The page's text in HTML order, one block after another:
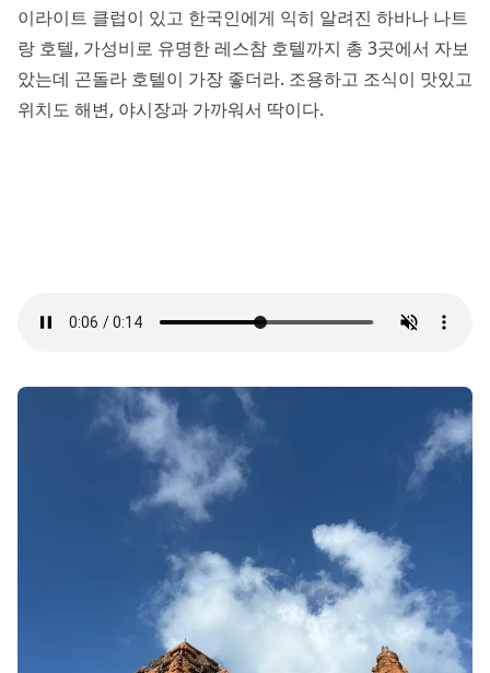
이라이트 클럽이 있고 한국인에게 익히 알려진 하바나 나트
랑 호텔, 가성비로 유명한 레스참 호텔까지 총 3곳에서 자보
았는데 곤돌라 호텔이 가장 좋더라. 조용하고 조식이 맛있고
위치도 해변, 야시장과 가까워서 딱이다.